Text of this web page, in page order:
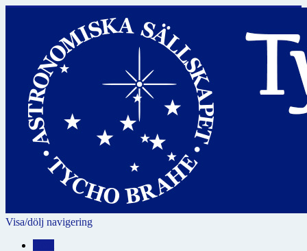
Visa/dölj navigering